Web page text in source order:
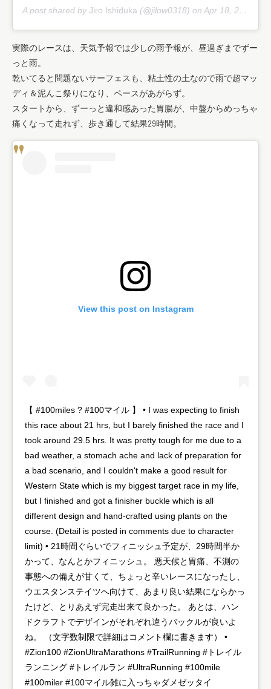
A post shared by Jiro Ishiduka (@jilow0318) on Apr 18, 2018 at 8:55pm PDT
実際のレースは、天気予報では少しの雨予報が、昼過ぎまでずー
っと雨。
乾いてると問題ないサーフェスも、粘土性の土なので雨で超マッ
ディ＆泥んこ祭りになり、ペースがあがらず。
スタートから、ずーっと違和感あった胃腸が、中盤からめっちゃ
痛くなって走れず、歩き通して結果29時間。
View this post on Instagram
​【 #100miles ? #100マイル 】 • I was expecting to finish
this race about 21 hrs, but I barely finished the race and I
took around 29.5 hrs. It was pretty tough for me due to a
bad weather, a stomach ache and lack of preparation for
a bad scenario, and I couldn't make a good result for
Western State which is my biggest target race in my life,
but I finished and got a finisher buckle which is all
different design and hand-crafted using plants on the
course. (Detail is posted in comments due to character
limit) • 21時間ぐらいでフィニッシュ予定が、29時間半か
かって、なんとかフィニッシュ。 悪天候と胃痛、不測の
事態への備えが甘くて、ちょっと辛いレースになったし、
ウエスタンステイツへ向けて、あまり良い結果にならかっ
たけど、とりあえず完走出来て良かった。 あとは、ハン
ドクラフトでデザインがそれぞれ違うバックルが良いよ
ね。 （文字数制限で詳細はコメント欄に書きます） •
#Zion100 ​#ZionUltraMarathons #TrailRunning #トレイル
ランニング #トレイルラン #UltraRunning #100mile
#100miler #100マイル雑に入っちゃダメゼッタイ